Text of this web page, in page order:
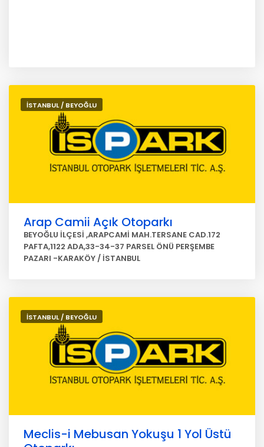
İSTANBUL / BEYOĞLU
Arap Camii Açık Otoparkı
BEYOĞLU İLÇESİ ,ARAPCAMİ MAH.TERSANE CAD.172
PAFTA,1122 ADA,33-34-37 PARSEL ÖNÜ PERŞEMBE
PAZARI -KARAKÖY / İSTANBUL
İSTANBUL / BEYOĞLU
Meclis-i Mebusan Yokuşu 1 Yol Üstü